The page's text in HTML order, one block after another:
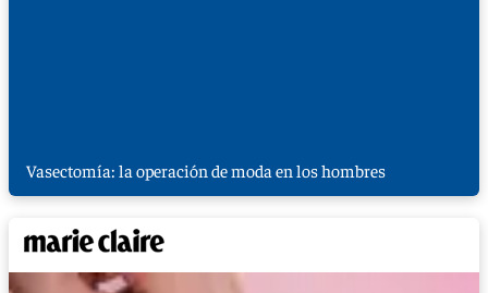
Vasectomía: la operación de moda en los hombres